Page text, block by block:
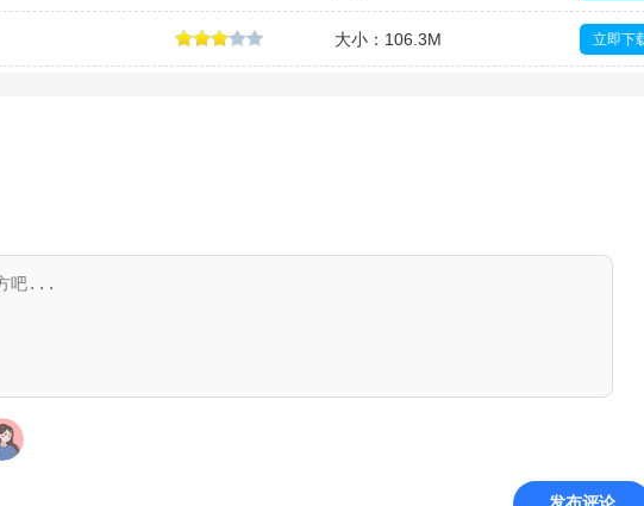
大小：106.3M 立即下